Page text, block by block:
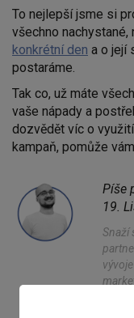
To nejlepší jsme si
všechno nachystané,
konkrétní den a o její
postaráme.
Tak co, už máte
vaše nápady a
dozvědět víc o
kampaň, pomůže
Píše
19.
Snaží
ve